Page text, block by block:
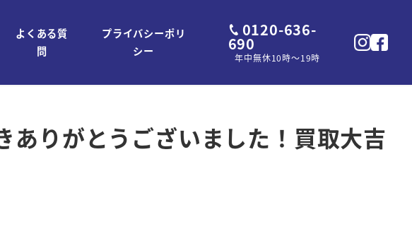
よくある質
問
プライバシーポリ
シー
0120-636-
690
年中無休10時～19時
ありがとうございました！買取大吉